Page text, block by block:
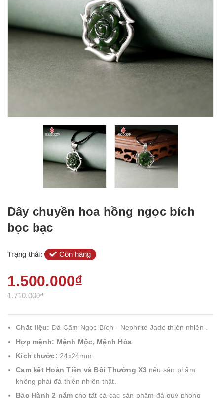
Dây chuyền hoa hồng ngọc bích
bọc bạc
Trạng thái: Còn hàng
1.500.000₫
1.710.000₫
Chất liệu: Đá Cẩm Ngọc Bích - Nephrite Jade thiên nhiên .
Hợp mệnh: Mệnh Mộc, Mệnh Hỏa
Kích thước: 24x24mm
Cam kết Hoàn Tiền và Bồi Thường X3 nếu sản phẩm
không phải đá thiên nhiên thật.
Bảo Hành 2 năm cho tất cả các sản phẩm đá quý phong